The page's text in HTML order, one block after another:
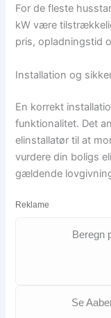
For de fleste
kW være
pris, opladningstid
Installation og
En korrekt
funktionalitet. Det
elinstallatør til at
vurdere din boligs
gældende
Reklame
Beregn
Se